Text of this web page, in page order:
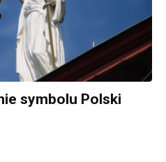
symbolu Polski